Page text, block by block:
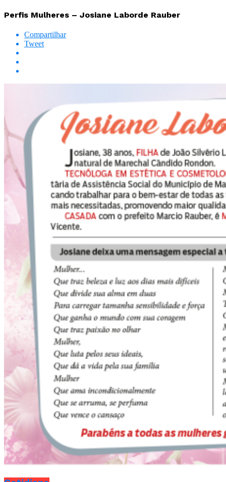
Perfis Mulheres – Josiane Laborde Rauber
Compartilhar
Tweet